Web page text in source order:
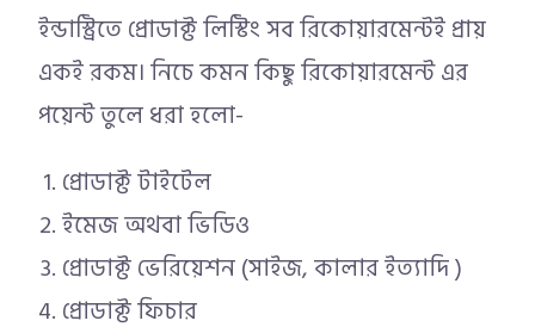
ইন্ডাস্ট্রিতে প্রোডাক্ট লিস্টিং সব রিকোয়ারমেন্টই প্রায়
একই রকম। নিচে কমন কিছু রিকোয়ারমেন্ট এর
পয়েন্ট তুলে ধরা হলো-
প্রোডাক্ট টাইটেল
ইমেজ অথবা ভিডিও
প্রোডাক্ট ভেরিয়েশন (সাইজ, কালার ইত্যাদি )
প্রোডাক্ট ফিচার